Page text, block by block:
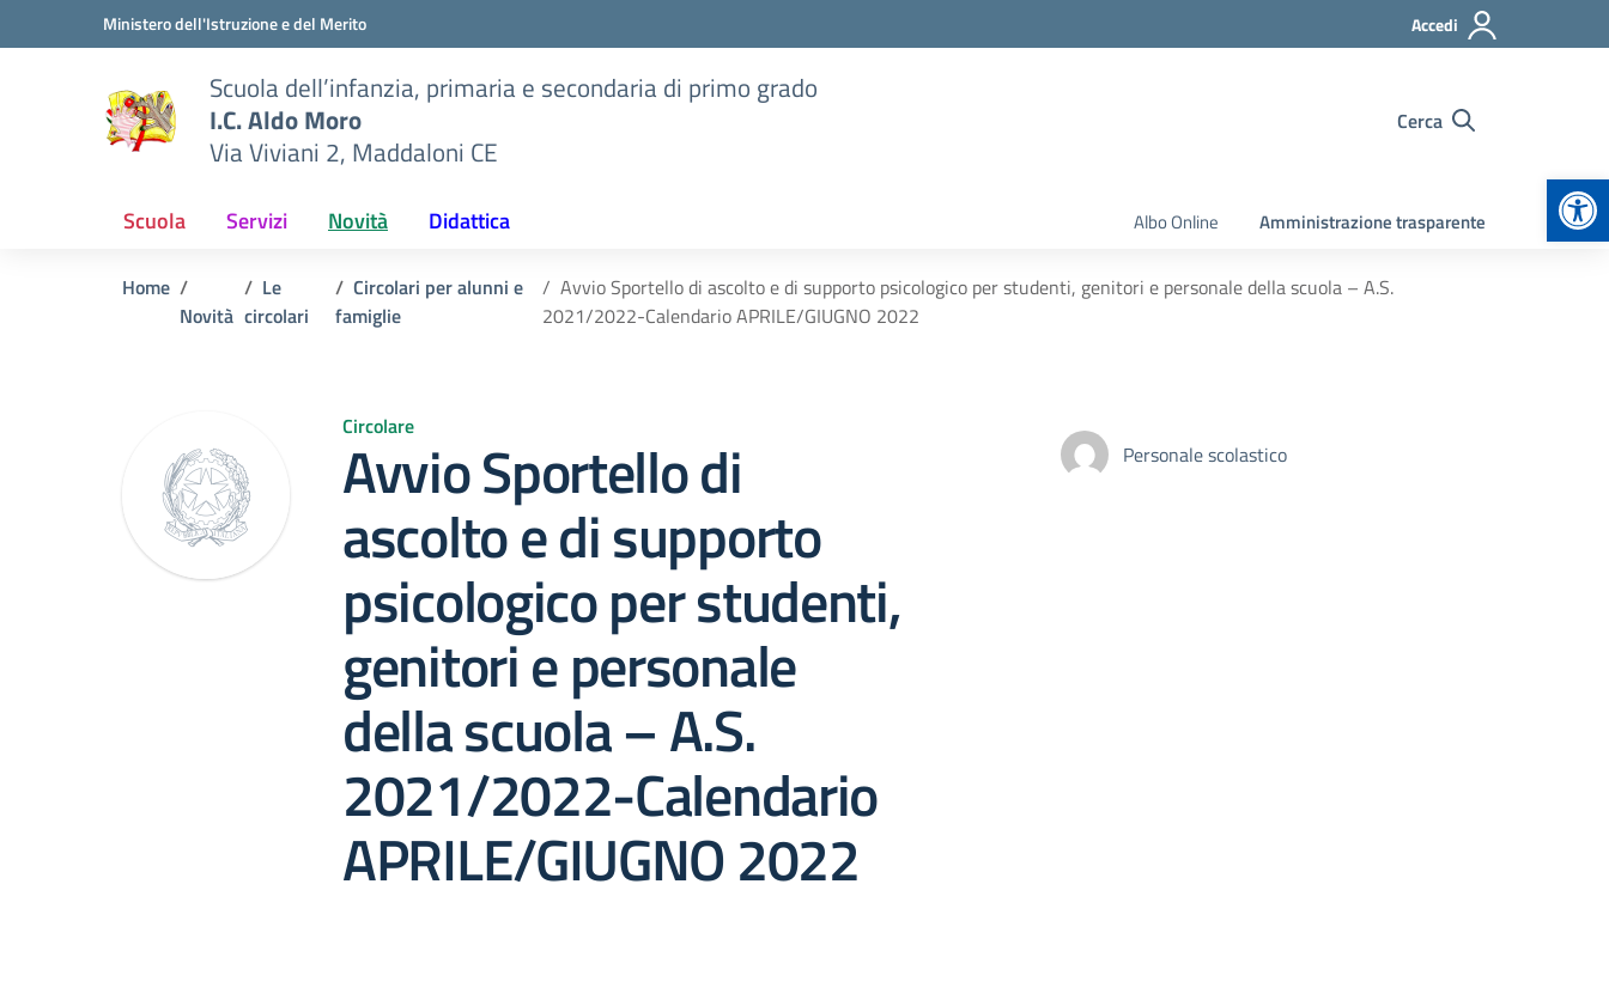
Vai ai contenuti
Vai al menu di navigazioneMinistero dell'Istruzione e del Merito Accedi
Scuola dell’infanzia, primaria e secondaria di primo grado
I.C. Aldo Moro
Via Viviani 2, Maddaloni CE
Cerca
Scuola Servizi Novità Didattica Albo Online Amministrazione trasparente
Home
Novità
Le
circolari
Circolari per alunni e
famiglie
Avvio Sportello di ascolto e di supporto psicologico per studenti, genitori e personale della scuola – A.S.
2021/2022-Calendario APRILE/GIUGNO 2022
Circolare
Avvio Sportello di
ascolto e di supporto
psicologico per studenti,
genitori e personale
della scuola – A.S.
2021/2022-Calendario
APRILE/GIUGNO 2022
Personale scolastico